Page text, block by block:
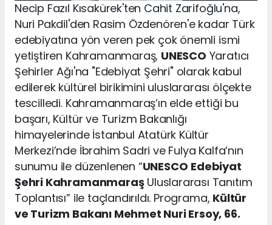
Necip Fazıl Kısakürek'ten Cahit Zarifoğlu'na,
Nuri Pakdil'den Rasim Özdenören'e kadar Türk
edebiyatına yön veren pek çok önemli ismi
yetiştiren Kahramanmaraş, UNESCO Yaratıcı
Şehirler Ağı'na "Edebiyat Şehri" olarak kabul
edilerek kültürel birikimini uluslararası ölçekte
tescilledi. Kahramanmaraş’ın elde ettiği bu
başarı, Kültür ve Turizm Bakanlığı
himayelerinde İstanbul Atatürk Kültür
Merkezi’nde İbrahim Sadri ve Fulya Kalfa’nın
sunumu ile düzenlenen “UNESCO Edebiyat
Şehri KahramanmaraşUluslararası Tanıtım
Toplantısı” ile taçlandırıldı. Programa, Kültür
ve Turizm Bakanı Mehmet Nuri Ersoy, 66.